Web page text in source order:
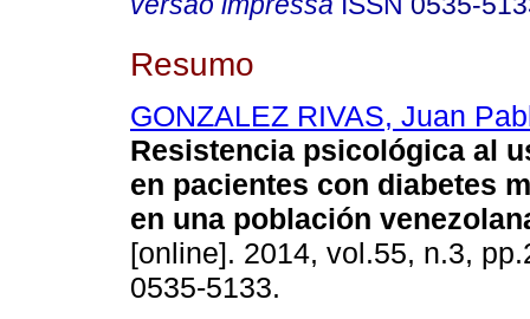
Resumo
GONZALEZ RIVAS, Juan
Resistencia psicológica al
en pacientes con diabetes
en una población
[online]. 2014, vol.55, n.3,
0535-5133.